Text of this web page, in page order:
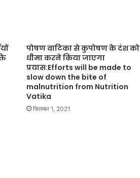
पोषण वाटिका से कुपोषण के दंश को
धीमा करने किया जाएगा
प्रयास:Efforts will be made to
slow down the bite of
malnutrition from Nutrition
Vatika
सितम्बर 1, 2021